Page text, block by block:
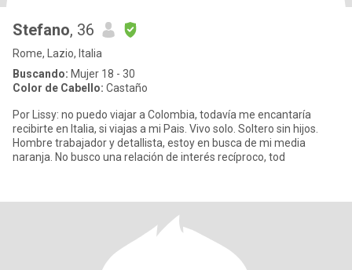
Stefano, 36
Rome, Lazio, Italia
Buscando: Mujer 18 - 30
Color de Cabello: Castaño
Por Lissy: no puedo viajar a Colombia, todavía me encantaría
recibirte en Italia, si viajas a mi Pais. Vivo solo. Soltero sin hijos.
Hombre trabajador y detallista, estoy en busca de mi media
naranja. No busco una relación de interés recíproco, tod